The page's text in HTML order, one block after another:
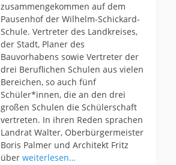
zusammengekommen auf dem
Pausenhof der Wilhelm-Schickard-
Schule. Vertreter des Landkreises,
der Stadt, Planer des
Bauvorhabens sowie Vertreter der
drei Beruflichen Schulen aus vielen
Bereichen, so auch fünf
Schüler*innen, die an den drei
großen Schulen die Schülerschaft
vertreten. In ihren Reden sprachen
Landrat Walter, Oberbürgermeister
Boris Palmer und Architekt Fritz
über weiterlesen…